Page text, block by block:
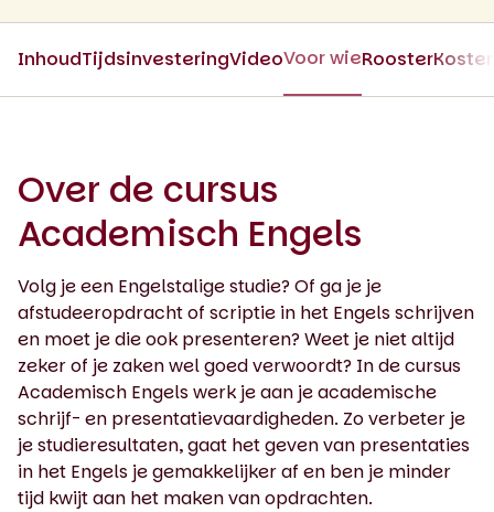
InhoudTijdsinvesteringVideoVoor wieRooster
Over de cursus
Academisch Engels
Volg je een Engelstalige studie? Of ga je je
afstudeeropdracht of scriptie in het Engels schrijven
en moet je die ook presenteren? Weet je niet altijd
zeker of je zaken wel goed verwoordt? In de cursus
Academisch Engels werk je aan je academische
schrijf- en presentatievaardigheden. Zo verbeter je
je studieresultaten, gaat het geven van presentaties
in het Engels je gemakkelijker af en ben je minder
tijd kwijt aan het maken van opdrachten.